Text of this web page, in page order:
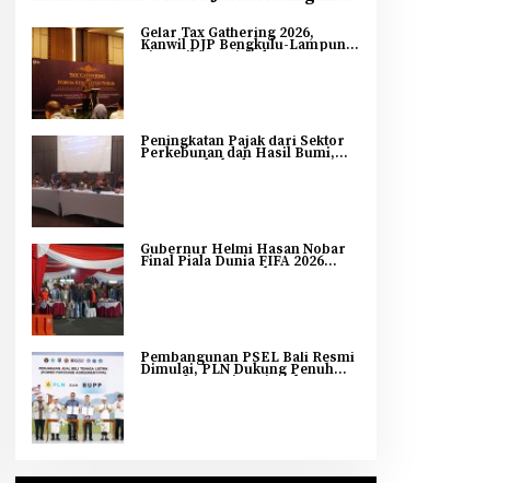
Penguatan Sektor Keuangan
Gelar Tax Gathering 2026,
Kanwil DJP Bengkulu-Lampung
Sinergikan Pajak dan
Peningkatan Pajak dari Sektor
Perkebunan dan Hasil Bumi,
DJP Bengkulu dan Lampung
Gubernur Helmi Hasan Nobar
Final Piala Dunia FIFA 2026
Bersama Masyarakat, UMKM
Pembangunan PSEL Bali Resmi
Dimulai, PLN Dukung Penuh
Transformasi Nasional